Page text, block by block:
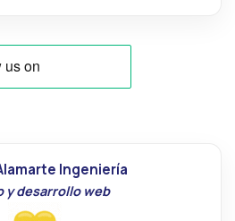
Ingeniería
y desarrollo web